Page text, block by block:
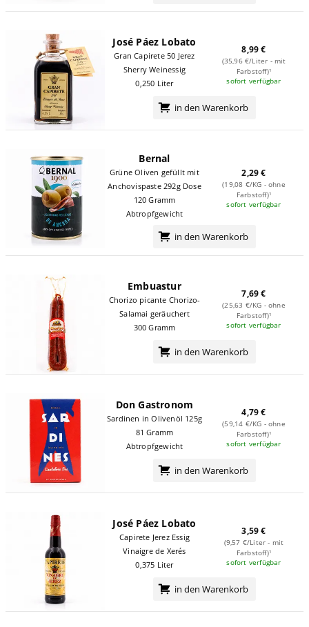
José Páez Lobato
Gran Capirete 50 Jerez
Sherry Weinessig
0,250 Liter
8,99 €
(35,96 €/Liter - mit
Farbstoff)¹
sofort verfügbar
in den Warenkorb
Bernal
Grüne Oliven gefüllt mit
Anchovispaste 292g Dose
120 Gramm
Abtropfgewicht
2,29 €
(19,08 €/KG - ohne
Farbstoff)¹
sofort verfügbar
in den Warenkorb
Embuastur
Chorizo picante Chorizo-
Salamai geräuchert
300 Gramm
7,69 €
(25,63 €/KG - ohne
Farbstoff)¹
sofort verfügbar
in den Warenkorb
Don Gastronom
Sardinen in Olivenöl 125g
81 Gramm
Abtropfgewicht
4,79 €
(59,14 €/KG - ohne
Farbstoff)¹
sofort verfügbar
in den Warenkorb
José Páez Lobato
Capirete Jerez Essig
Vinaigre de Xerés
0,375 Liter
3,59 €
(9,57 €/Liter - mit
Farbstoff)¹
sofort verfügbar
in den Warenkorb